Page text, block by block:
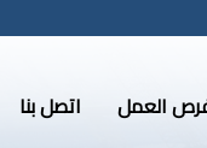
العمل اتصل بنا